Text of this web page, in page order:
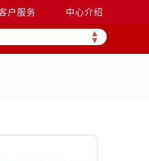
户服务 中心介绍
▲
▼